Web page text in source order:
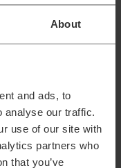
About
and ads, to
our traffic.
use of our site with
partners who
that you’ve
były
również do
i 3Dconnexion
przyczyniły